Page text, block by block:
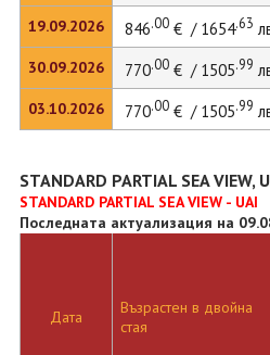
19.09.2026
30.09.2026
03.10.2026
846.00€ / 1654.63
770.00€ / 1505.99
770.00€ / 1505.99
STANDARD PARTIAL SEA VIEW,
STANDARD PARTIAL SEA VIEW - UAI
Последната актуализация на
Дата
Възрастен в двойна
стая